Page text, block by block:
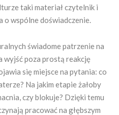
taki materiał czytelnik i
o wspólne doświadczenie.
świadome patrzenie na
wyjść poza prostą reakcję
się miejsce na pytania: co
Na jakim etapie żałoby
czy blokuje? Dzięki temu
pracować na głębszym